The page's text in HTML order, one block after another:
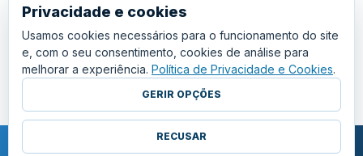
Como Funciona
Lista de Pedidos em Aberto
Como Ganhar mais Obras
Perguntas Frequentes
Privacidade e cookies
Usamos cookies necessários para o funcionamento do site
e, com o seu consentimento, cookies de análise para
melhorar a experiência. Política de Privacidade e Cookies.
GERIR OPÇÕES
RECUSAR